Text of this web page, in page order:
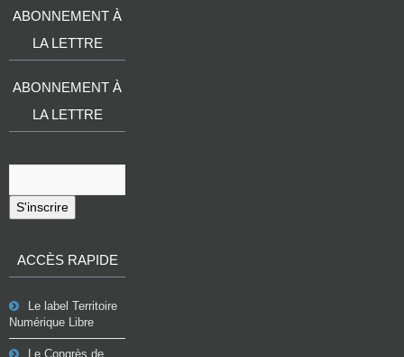
ABONNEMENT À
LA LETTRE
ABONNEMENT À
LA LETTRE
S'inscrire
ACCÈS RAPIDE
Le label Territoire
Numérique Libre
Le Congrès de